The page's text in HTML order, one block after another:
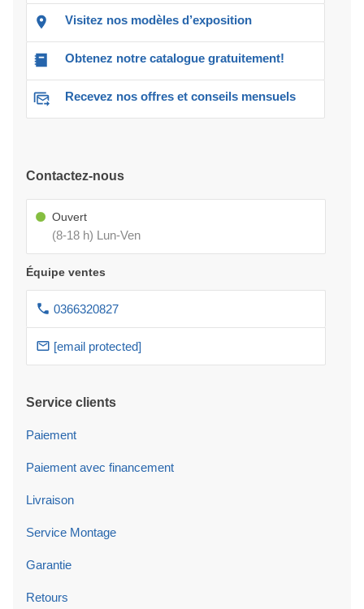
Visitez nos modèles d’exposition
Obtenez notre catalogue gratuitement!
Recevez nos offres et conseils mensuels
Contactez-nous
Ouvert
(8-18 h) Lun-Ven
Équipe ventes
0366320827
[email protected]
Service clients
Paiement
Paiement avec financement
Livraison
Service Montage
Garantie
Retours